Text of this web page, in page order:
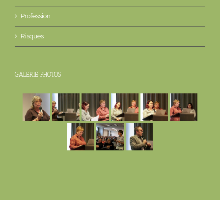
Profession
Risques
GALERIE PHOTOS